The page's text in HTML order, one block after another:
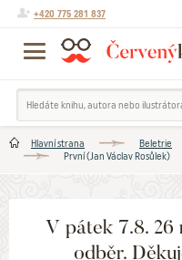
+420 775 281 837
Hlavní strana Beletrie
První (Jan Václav Rosůlek)
V pátek 7.8. 26
odběr.